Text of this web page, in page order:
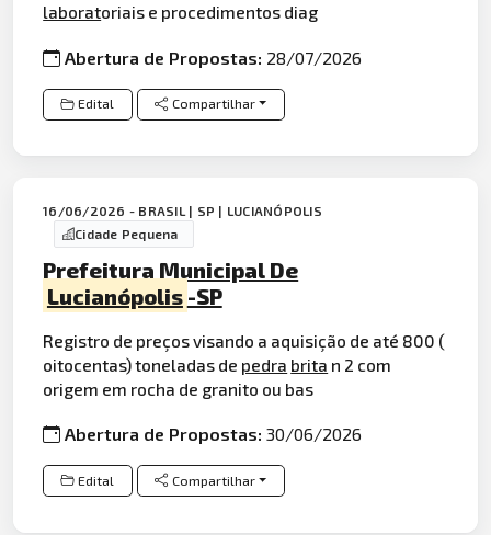
laboratoriais e procedimentos diag
Abertura de Propostas: 28/07/2026
Edital Compartilhar
16/06/2026 - BRASIL | SP | LUCIANÓPOLIS
Cidade Pequena
Prefeitura Municipal De
Lucianópolis -SP
Registro de preços visando a aquisição de até 800 (
oitocentas) toneladas de pedra brita n 2 com
origem em rocha de granito ou bas
Abertura de Propostas:30/06/2026
Edital Compartilhar